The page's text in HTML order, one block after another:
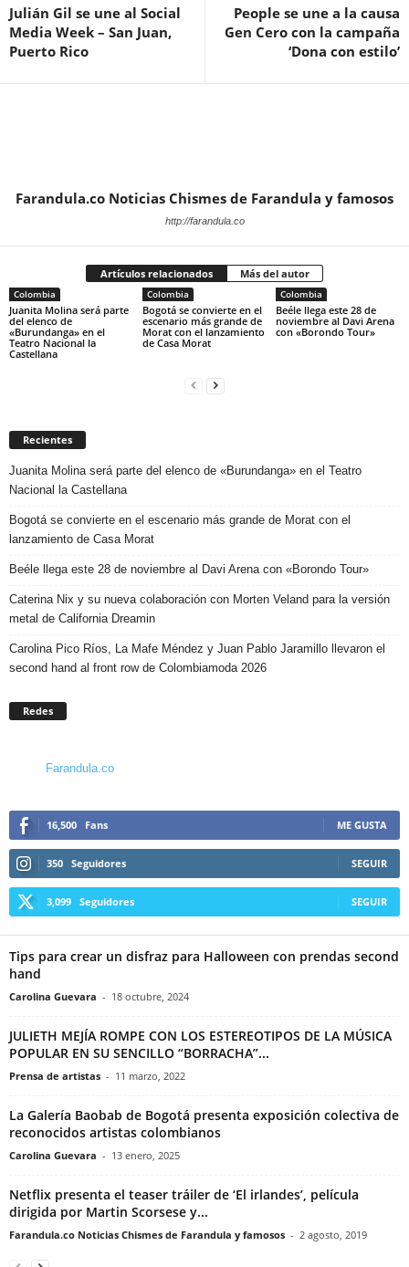
Julián Gil se une al Social
Media Week – San Juan,
Puerto Rico
People se une a la causa
Gen Cero con la campaña
‘Dona con estilo’
Farandula.co Noticias Chismes de Farandula y famosos
http://farandula.co
Artículos relacionados Más del autor
Colombia
Juanita Molina será parte
del elenco de
«Burundanga» en el
Teatro Nacional la
Castellana
Colombia
Bogotá se convierte en el
escenario más grande de
Morat con el lanzamiento
de Casa Morat
Colombia
Beéle llega este 28 de
noviembre al Davi Arena
con «Borondo Tour»
Recientes
Juanita Molina será parte del elenco de «Burundanga» en el Teatro
Nacional la Castellana
Bogotá se convierte en el escenario más grande de Morat con el
lanzamiento de Casa Morat
Beéle llega este 28 de noviembre al Davi Arena con «Borondo Tour»
Caterina Nix y su nueva colaboración con Morten Veland para la versión
metal de California Dreamin
Carolina Pico Ríos, La Mafe Méndez y Juan Pablo Jaramillo llevaron el
second hand al front row de Colombiamoda 2026
Redes
Farandula.co
16,500 Fans ME GUSTA
350 Seguidores SEGUIR
3,099 Seguidores SEGUIR
Tips para crear un disfraz para Halloween con prendas second
hand
Carolina Guevara - 18 octubre, 2024
JULIETH MEJÍA ROMPE CON LOS ESTEREOTIPOS DE LA MÚSICA
POPULAR EN SU SENCILLO “BORRACHA”...
Prensa de artistas - 11 marzo, 2022
La Galería Baobab de Bogotá presenta exposición colectiva de
reconocidos artistas colombianos
Carolina Guevara - 13 enero, 2025
Netflix presenta el teaser tráiler de ‘El irlandes’, película
dirigida por Martin Scorsese y...
Farandula.co Noticias Chismes de Farandula y famosos - 2 agosto, 2019